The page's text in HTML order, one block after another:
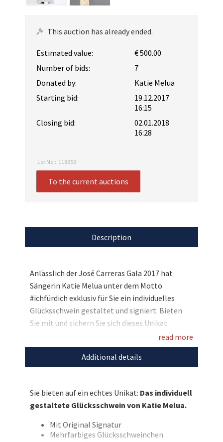
This auction has already ended.
Estimated value:
€ 500.00
Number of bids:
7
Donated by:
Katie Melua
Starting bid:
19.12.2017
16:15
Closing bid:
02.01.2018
16:28
Lot No.: 118959
To the current auctions
Description
Anlässlich der José Carreras Gala 2017 hat
Sängerin Katie Melua unter dem Motto
#ichfürdich exklusiv für Sie ein individuelles
Glücksschwein gestaltet und signiert. Bieten
Sie mit und sichern Sie sich dieses Unikat
zugunsten der José Carreras Leukämie-
Stiftung, die damit das Ziel verfolgt „Leukämie
muss heilbar werden. Immer und bei jedem.“
einzigartige Auktionen für den guten Zweck!
read more
Additional details
Sie bieten auf ein echtes Unikat: Das individuell
gestaltete Glücksschwein von Katie Melua.
Mit Original Signatur
Mehrfarbiges Glücksschweinchen